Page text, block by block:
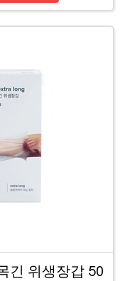
긴 위생장갑 50